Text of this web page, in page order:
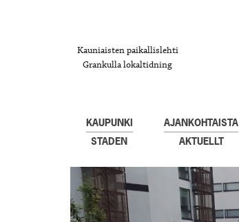
Kauniaisten paikallislehti
Grankulla lokaltidning
KAUPUNKI
STADEN
AJANKOHTAISTA
AKTUELLT